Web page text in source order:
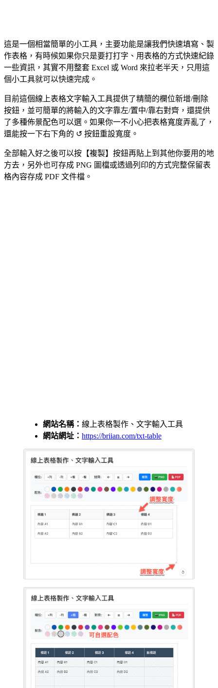
這是一個相當簡單的小工具，主要功能是讓我們快速填寫、製
作表格，有時候如果你只是要打打字、用表格的方式快速紀錄
一些資訊，其實不用整套 Excel 或 Word 來拉老半天，只用這
個小工具就可以快速完成。
目前這個線上表格文字輸入工具提供了精簡的欄位新增/刪除
按鈕，並可簡單的將輸入的文字靠左/置中/靠右對齊，還提供
了多種佈景配色可以選。如果你一不小心把表格寬度弄亂了，
還能按一下右下角的 ↺ 按鈕重設寬度。
全部輸入好之後可以按【複製】按鈕再貼上到其他你要用的地
方去，另外也可存成 PNG 圖檔或透過列印的方式完整保留表
格內容存成 PDF 文件檔。
網站名稱： 線上表格製作、文字輸入工具
網站網址： https://briian.com/txt-table